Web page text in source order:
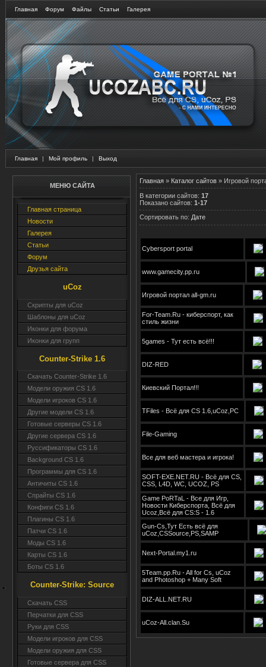
Главная Форум Файлы Статьи Галерея
Главная | Мой профиль | Выход
МЕНЮ САЙТА
Главная страница
Новости
Галерея
Статьи
Форум
Друзья сайта
uCoz
Скрипты для uCoz
Шаблоны для uCoz
Иконки для форума
Иконки для групп
Counter-Strike 1.6
Скачать Counter-Strike 1.6
Модели оружия CS 1.6
Модели игроков CS 1.6
Другие модели CS 1.6
Готовые серверы CS 1.6
Другие сервера CS 1.6
Руссификаторы CS 1.6
Background CS 1.6
Программы для CS 1.6
Античиты CS 1.6
Спрайты CS 1.6
Конфиги CS 1.6
Плагины CS 1.6
Патчи CS 1.6
Моды CS 1.6
Карты CS 1.6
Боты CS 1.6
Counter-Strike: Source
Cкачать CSS
Перчатки для CSS
Руки для CSS
Модели игроков для CSS
Модели оружия для CSS
Готовые сервера для CSS
Главная » Каталог сайтов » Игровой
В категории сайтов: 17
Показано сайтов: 1-17
Сортировать по: Дате
Cybersport portal
www.gamecity.pp.ru
Игровой портал all-gm.ru
For-Team.Ru - киберспорт, как
стиль жизни
5games - Тут есть всё!!!
DIZ-RED
Киевский Портал!!!
TFiles - Всё для CS 1.6,uCoz,PC
File-Gaming
Все для веб мастера и игрока!
SOFT-EXE.NET.RU - Всё для CS,
CSS, L4D, WC, UCOZ, PS
Game PoRTaL - Все для Игр,
Новости Киберспорта, Всё для
Ucoz,Всё для CS:S - 1.6
Gun-Cs,Тут Есть всё для
uCoz,CSSource,PS,SAMP
Next-Portal.my1.ru
5Team.pp.Ru - All for Cs, uCoz
and Photoshop + Many Soft
DIZ-ALL.NET.RU
uCoz-All.clan.Su